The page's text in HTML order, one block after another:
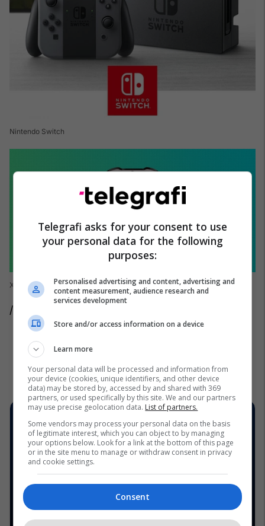
Nintendo Switch
Xbox Project Scorpio
/Telegrafi/
Telegrafi asks for your consent to use
your personal data for the following
purposes:
Personalised advertising and content, advertising and
content measurement, audience research and
services development
Store and/or access information on a device
Learn more
Your personal data will be processed and information from
your device (cookies, unique identifiers, and other device
data) may be stored by, accessed by and shared with 369
partners, or used specifically by this site. We and our partners
may use precise geolocation data. List of partners.
Some vendors may process your personal data on the basis
of legitimate interest, which you can object to by managing
your options below. Look for a link at the bottom of this page
or in the site menu to manage or withdraw consent in privacy
and cookie settings.
Consent